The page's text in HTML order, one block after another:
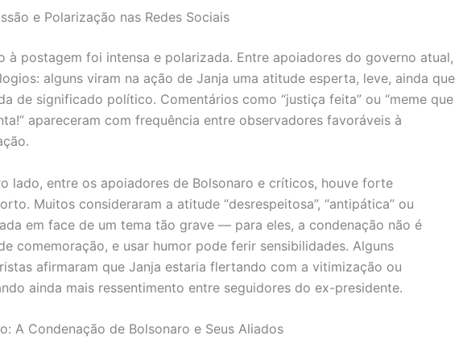
e Polarização nas Redes Sociais
à postagem foi intensa e polarizada. Entre apoiadores do governo atual,
alguns viram na ação de Janja uma atitude esperta, leve, ainda que
de significado político. Comentários como “justiça feita” ou “meme que
apareceram com frequência entre observadores favoráveis à
lado, entre os apoiadores de Bolsonaro e críticos, houve forte
Muitos consideraram a atitude “desrespeitosa”, “antipática” ou
em face de um tema tão grave — para eles, a condenação não é
comemoração, e usar humor pode ferir sensibilidades. Alguns
afirmaram que Janja estaria flertando com a vitimização ou
ainda mais ressentimento entre seguidores do ex-presidente.
A Condenação de Bolsonaro e Seus Aliados